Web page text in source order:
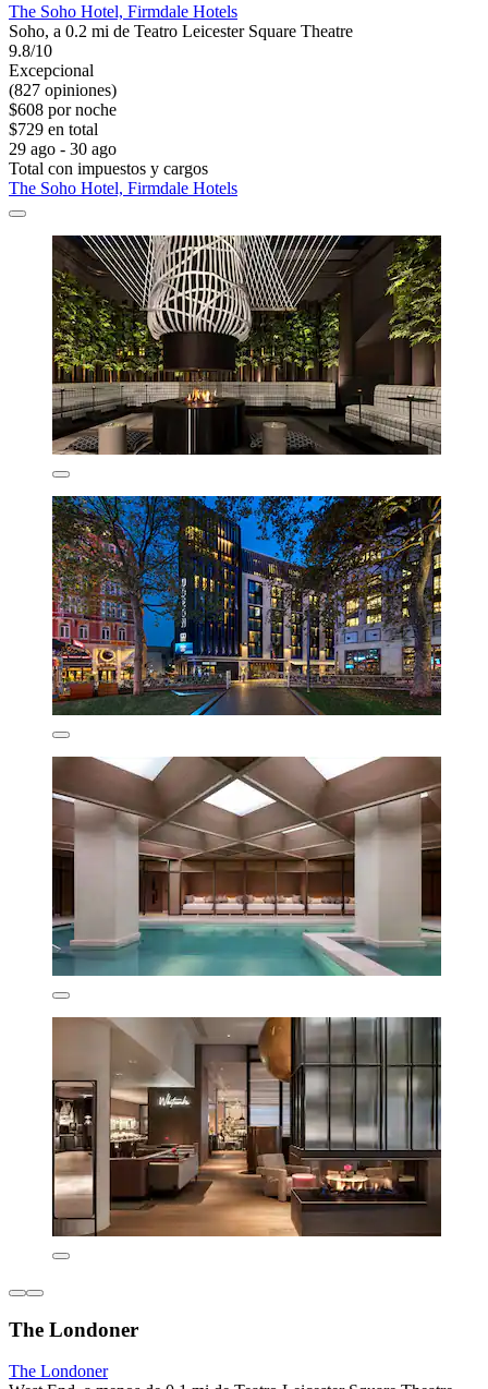
The Soho Hotel, Firmdale Hotels
Soho, a 0.2 mi de Teatro Leicester Square Theatre
9.8/10
Excepcional
(827 opiniones)
$608 por noche
$729 en total
29 ago - 30 ago
Total con impuestos y cargos
The Soho Hotel, Firmdale Hotels
The Londoner
The Londoner